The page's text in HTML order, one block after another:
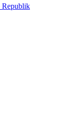
Republik